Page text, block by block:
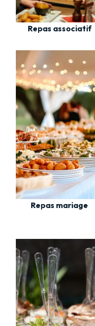
Repas associatif
Repas mariage